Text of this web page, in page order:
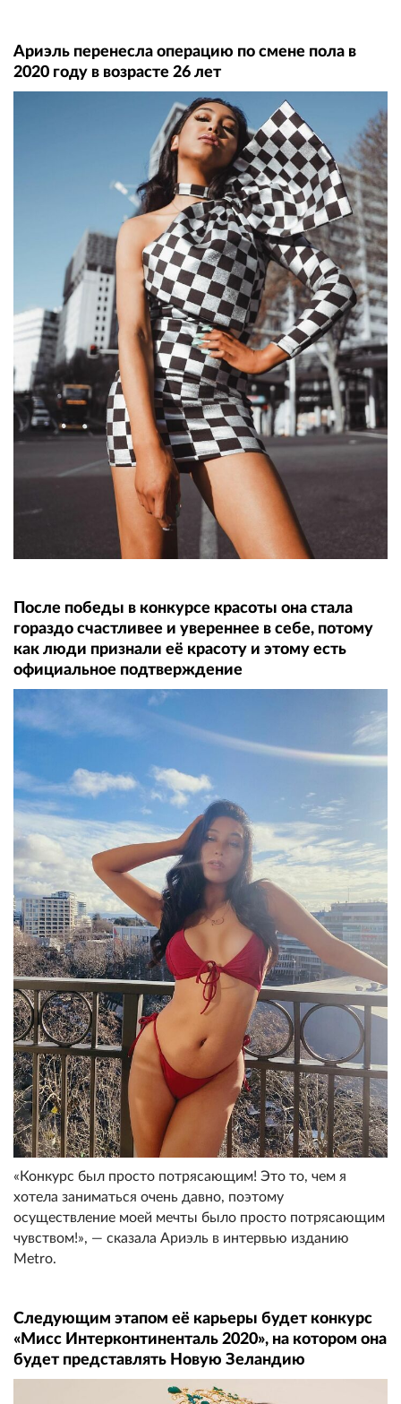
Ариэль перенесла операцию по смене пола в
2020 году в возрасте 26 лет
После победы в конкурсе красоты она стала
гораздо счастливее и увереннее в себе, потому
как люди признали её красоту и этому есть
официальное подтверждение
«Конкурс был просто потрясающим! Это то, чем я
хотела заниматься очень давно, поэтому
осуществление моей мечты было просто потрясающим
чувством!», — сказала Ариэль в интервью изданию
Metro.
Следующим этапом её карьеры будет конкурс
«Мисс Интерконтиненталь 2020», на котором она
будет представлять Новую Зеландию